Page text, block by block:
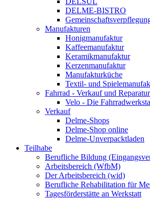
DELME-BISTRO
Manufakturen
Honigmanufaktur
Kaffeemanufaktur
Keramikmanufaktur
Kerzenmanufaktur
Manufakturküche
Textil- und
Fahrrad - Verkauf und
Velo - Die
Verkauf
Delme-Shops
Delme-Shop online
Delme-Unverpacktladen
Teilhabe
Berufliche Bildung
Arbeitsbereich (WfbM)
Der Arbeitsbereich (wid)
Berufliche Rehabilitation für
Tagesförderstätte an Werkstatt